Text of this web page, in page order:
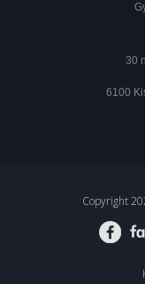
30
6100
Copyright